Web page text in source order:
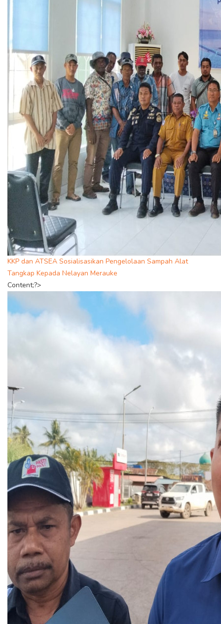
KKP dan ATSEA Sosialisasikan Pengelolaan Sampah Alat
Tangkap Kepada Nelayan Merauke
Content;?>